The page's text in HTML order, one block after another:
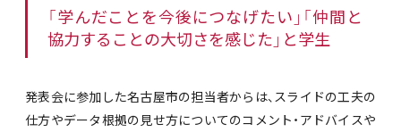
「学んだことを今後につなげたい」「仲間と
協力することの大切さを感じた」と学生
発表会に参加した名古屋市の担当者からは、スライドの工夫の
仕方やデータ根拠の見せ方についてのコメント・アドバイスや